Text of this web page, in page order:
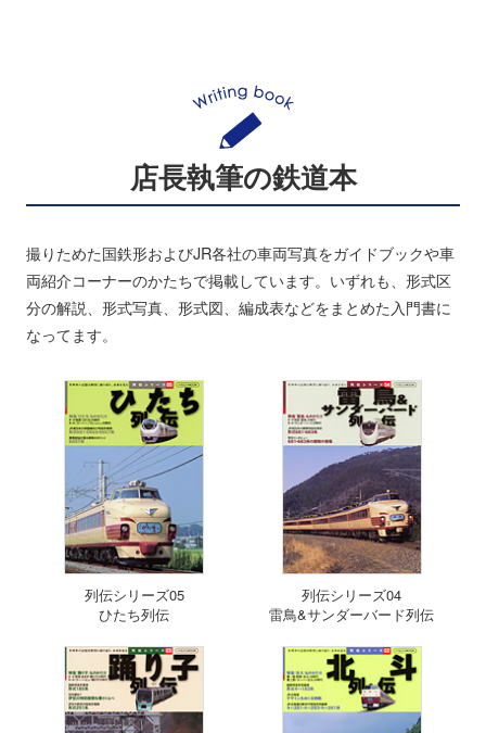
店長執筆の鉄道本
撮りためた国鉄形およびJR各社の車両写真をガイドブックや車
両紹介コーナーのかたちで掲載しています。いずれも、形式区
分の解説、形式写真、形式図、編成表などをまとめた入門書に
なってます。
列伝シリーズ05
ひたち列伝
列伝シリーズ04
雷鳥&サンダーバード列伝